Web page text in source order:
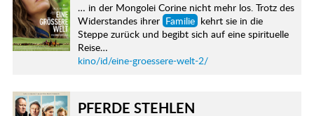
… in der Mongolei Corine nicht mehr los. Trotz des
Widerstandes ihrer Familie kehrt sie in die
Steppe zurück und begibt sich auf eine spirituelle
Reise…
kino/id/eine-groessere-welt-2/
PFERDE STEHLEN